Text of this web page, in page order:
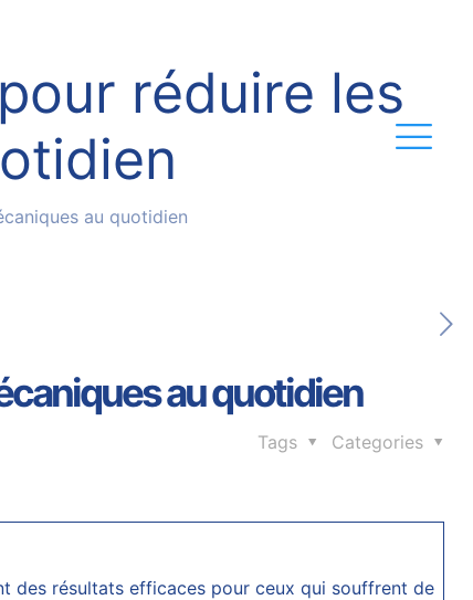
réduire les
au quotidien
au quotidien
Categories
Tags
des résultats efficaces pour ceux qui souffrent de